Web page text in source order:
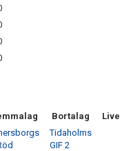
Bortalag Live
Tidaholms
GIF 2